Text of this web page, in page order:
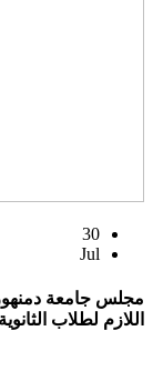
30
Jul
مجلس جامعة
اللازم لطلاب